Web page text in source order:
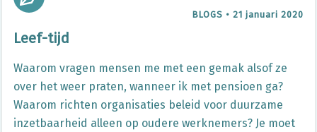
BLOGS • 21 januari 2020
Leef-tijd
Waarom vragen mensen me met een gemak alsof ze
over het weer praten, wanneer ik met pensioen ga?
Waarom richten organisaties beleid voor duurzame
inzetbaarheid alleen op oudere werknemers? Je moet